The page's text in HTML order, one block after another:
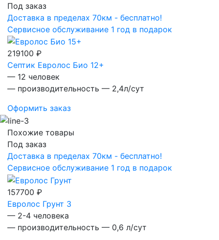
Под заказ
Доставка в пределах 70км - бесплатно!
Сервисное обслуживание 1 год в подарок
219100 ₽
Септик Евролос Био 12+
— 12 человек
— производительность — 2,4л/сут
Оформить заказ
Похожие товары
Под заказ
Доставка в пределах 70км - бесплатно!
Сервисное обслуживание 1 год в подарок
157700 ₽
Евролос Грунт 3
— 2-4 человека
— производительность — 0,6 л/сут